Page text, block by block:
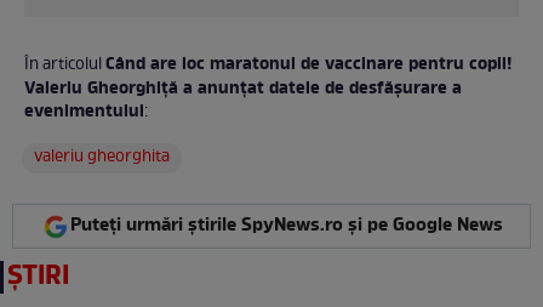
În articolulCând are loc maratonul de vaccinare pentru copii!
Valeriu Gheorghiță a anunțat datele de desfășurare a
evenimentului:
valeriu gheorghita
Puteți urmări știrile SpyNews.ro și pe Google News
ȘTIRI